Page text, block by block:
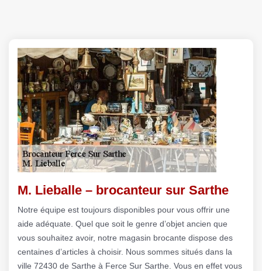
M. Lieballe – brocanteur sur Sarthe
Notre équipe est toujours disponibles pour vous offrir une
aide adéquate. Quel que soit le genre d’objet ancien que
vous souhaitez avoir, notre magasin brocante dispose des
centaines d’articles à choisir. Nous sommes situés dans la
ville 72430 de Sarthe à Ferce Sur Sarthe. Vous en effet vous